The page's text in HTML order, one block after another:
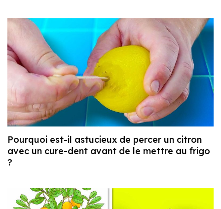
Pourquoi est-il astucieux de percer un citron
avec un cure-dent avant de le mettre au frigo
?